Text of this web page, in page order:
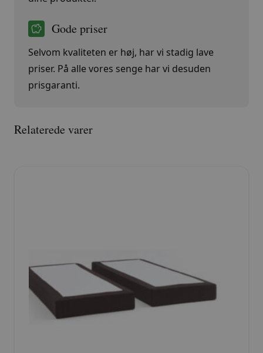
Gode priser
Selvom kvaliteten er høj, har vi stadig lave
priser. På alle vores senge har vi desuden
prisgaranti.
Relaterede varer